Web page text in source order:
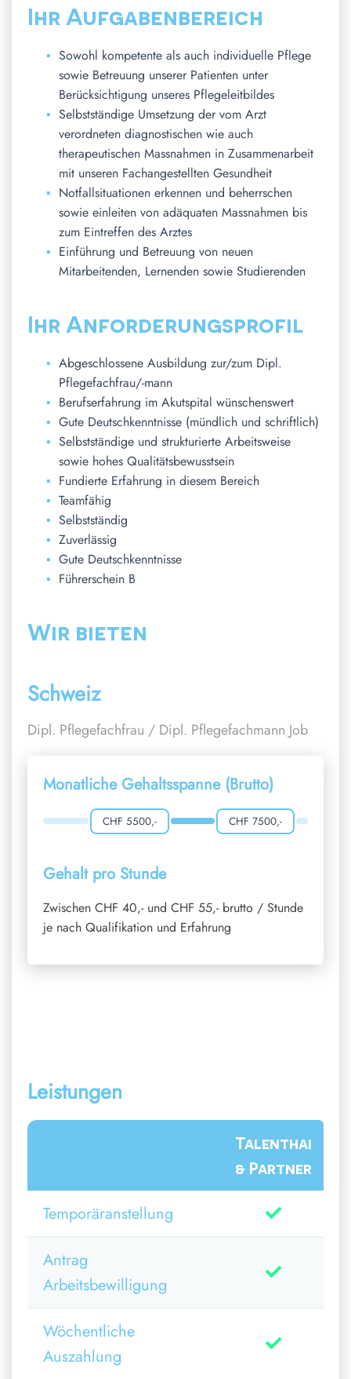
Ihr Aufgabenbereich
Sowohl kompetente als auch individuelle Pflege
sowie Betreuung unserer Patienten unter
Berücksichtigung unseres Pflegeleitbildes
Selbstständige Umsetzung der vom Arzt
verordneten diagnostischen wie auch
therapeutischen Massnahmen in Zusammenarbeit
mit unseren Fachangestellten Gesundheit
Notfallsituationen erkennen und beherrschen
sowie einleiten von adäquaten Massnahmen bis
zum Eintreffen des Arztes
Einführung und Betreuung von neuen
Mitarbeitenden, Lernenden sowie Studierenden
Ihr Anforderungsprofil
Abgeschlossene Ausbildung zur/zum Dipl.
Pflegefachfrau/-mann
Berufserfahrung im Akutspital wünschenswert
Gute Deutschkenntnisse (mündlich und schriftlich)
Selbstständige und strukturierte Arbeitsweise
sowie hohes Qualitätsbewusstsein
Fundierte Erfahrung in diesem Bereich
Teamfähig
Selbstständig
Zuverlässig
Gute Deutschkenntnisse
Führerschein B
Wir bieten
Schweiz
Dipl. Pflegefachfrau / Dipl. Pflegefachmann Job
Monatliche Gehaltsspanne (Brutto)
CHF 5500,- CHF 7500,-
Gehalt pro Stunde
Zwischen CHF 40,- und CHF 55,- brutto / Stunde
je nach Qualifikation und Erfahrung
Leistungen
Talenthai
& Partner
Temporäranstellung
Antrag
Arbeitsbewilligung
Wöchentliche
Auszahlung